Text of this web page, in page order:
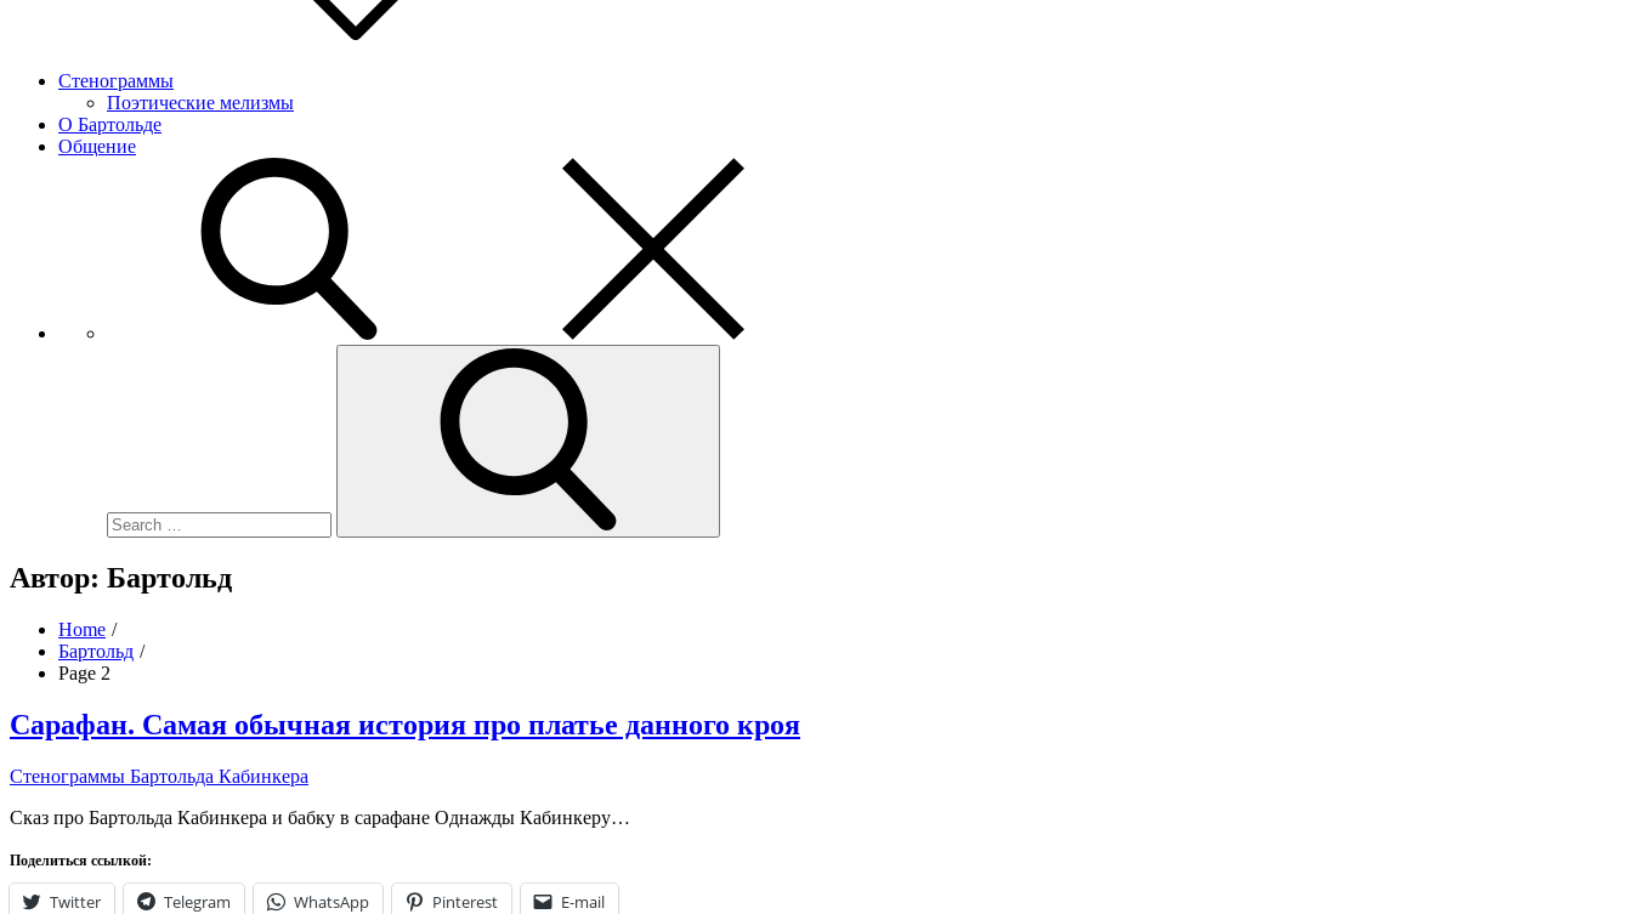
Стенограммы
Поэтические мелизмы
О Бартольде
Общение
Автор: Бартольд
Home
Бартольд
Page 2
Сарафан. Самая обычная история про платье данного кроя
Стенограммы Бартольда Кабинкера
Сказ про Бартольда Кабинкера и бабку в сарафане Однажды Кабинкеру…
Поделиться ссылкой:
Twitter Telegram WhatsApp Pinterest E-mail